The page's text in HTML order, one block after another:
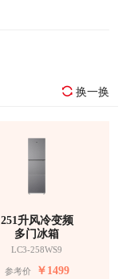
换一换
251升风冷变频
多门冰箱
LC3-258WS9
参考价 ￥1499